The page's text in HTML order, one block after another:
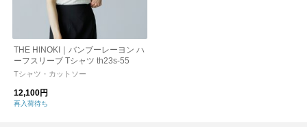
THE HINOKI｜バンブーレーヨン ハ
ーフスリーブ Tシャツ th23s-55
Tシャツ・カットソー
12,100円
再入荷待ち